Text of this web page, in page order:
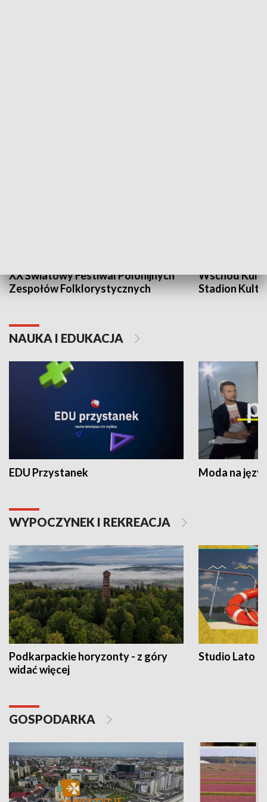
XX Światowy Festiwal Polonijnych
Zespołów Folklorystycznych
Wschód
Stadion
NAUKA I EDUKACJA
EDU Przystanek Moda na
WYPOCZYNEK I REKREACJA
Podkarpackie horyzonty - z góry
widać więcej
Studio Lato
GOSPODARKA